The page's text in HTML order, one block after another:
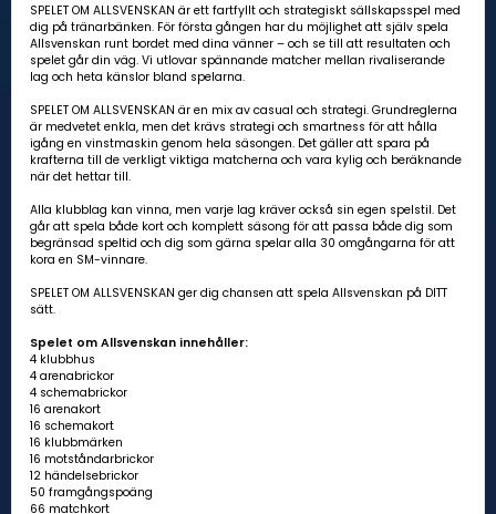
SPELET OM ALLSVENSKAN är ett fartfyllt och strategiskt sällskapsspel med
dig på tränarbänken. För första gången har du möjlighet att själv spela
Allsvenskan runt bordet med dina vänner – och se till att resultaten och
spelet går din väg. Vi utlovar spännande matcher mellan rivaliserande
lag och heta känslor bland spelarna.
SPELET OM ALLSVENSKAN är en mix av casual och strategi. Grundreglerna
är medvetet enkla, men det krävs strategi och smartness för att hålla
igång en vinstmaskin genom hela säsongen. Det gäller att spara på
krafterna till de verkligt viktiga matcherna och vara kylig och beräknande
när det hettar till.
Alla klubblag kan vinna, men varje lag kräver också sin egen spelstil. Det
går att spela både kort och komplett säsong för att passa både dig som
begränsad speltid och dig som gärna spelar alla 30 omgångarna för att
kora en SM-vinnare.
SPELET OM ALLSVENSKAN ger dig chansen att spela Allsvenskan på DITT
sätt.
Spelet om Allsvenskan innehåller:
4 klubbhus
4 arenabrickor
4 schemabrickor
16 arenakort
16 schemakort
16 klubbmärken
16 motståndarbrickor
12 händelsebrickor
50 framgångspoäng
66 matchkort